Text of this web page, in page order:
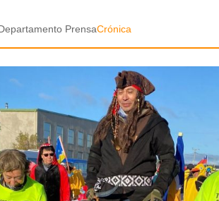
FOTOS
PrensaCrónica